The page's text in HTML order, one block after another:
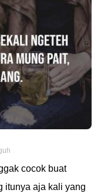
cocok buat
itunya aja kali yang